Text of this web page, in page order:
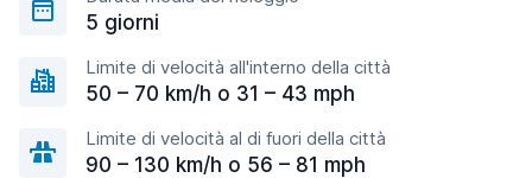
5 giorni
Limite di velocità all'interno della città
50 – 70 km/h o 31 – 43 mph
Limite di velocità al di fuori della città
90 – 130 km/h o 56 – 81 mph